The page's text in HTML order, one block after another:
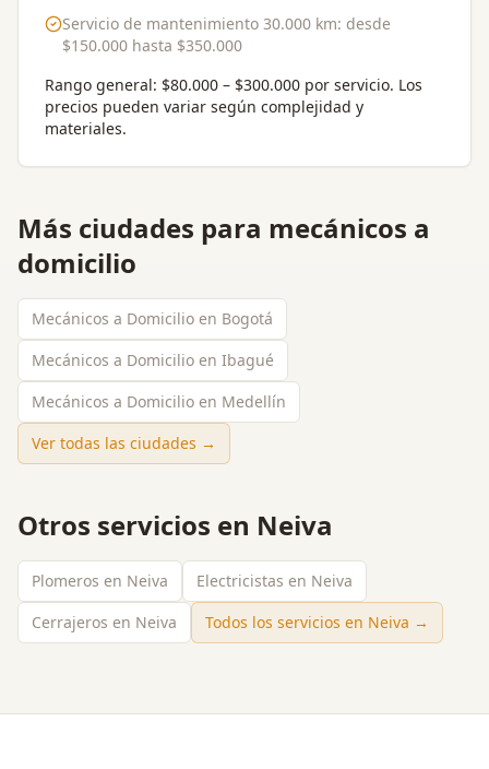
Servicio de mantenimiento 30.000 km: desde
$150.000 hasta $350.000
Rango general: $80.000 – $300.000 por servicio. Los
precios pueden variar según complejidad y
materiales.
Más ciudades para mecánicos a
domicilio
Mecánicos a Domicilio en Bogotá
Mecánicos a Domicilio en Ibagué
Mecánicos a Domicilio en Medellín
Ver todas las ciudades →
Otros servicios en Neiva
Plomeros en Neiva
Electricistas en Neiva
Cerrajeros en Neiva
Todos los servicios en Neiva →